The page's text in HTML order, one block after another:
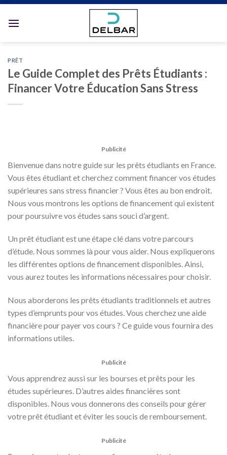
PRÊT
Le Guide Complet des Prêts Étudiants :
Financer Votre Éducation Sans Stress
Publicité
Bienvenue dans notre guide sur les prêts étudiants en France.
Vous êtes étudiant et cherchez comment financer vos études
supérieures sans stress financier ? Vous êtes au bon endroit.
Nous vous montrons les options de financement qui existent
pour poursuivre vos études sans souci d’argent.
Un prêt étudiant est une étape clé dans votre parcours
d’étude. Nous sommes là pour vous aider. Nous expliquerons
les différentes options de financement disponibles. Ainsi,
vous aurez toutes les informations nécessaires pour choisir.
Nous aborderons les prêts étudiants traditionnels et autres
types d’emprunts pour vos études. Vous cherchez une aide
financière pour payer vos cours ? Ce guide vous fournira des
informations utiles.
Publicité
Vous apprendrez aussi sur les bourses et prêts pour les
études supérieures. D’autres aides financières sont
disponibles. Nous vous donnerons des conseils pour gérer
votre prêt étudiant et éviter les soucis de remboursement.
Publicité